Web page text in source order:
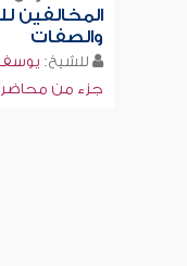
المخالفين
والصفات
للشيخ:
جزء من محاضرة